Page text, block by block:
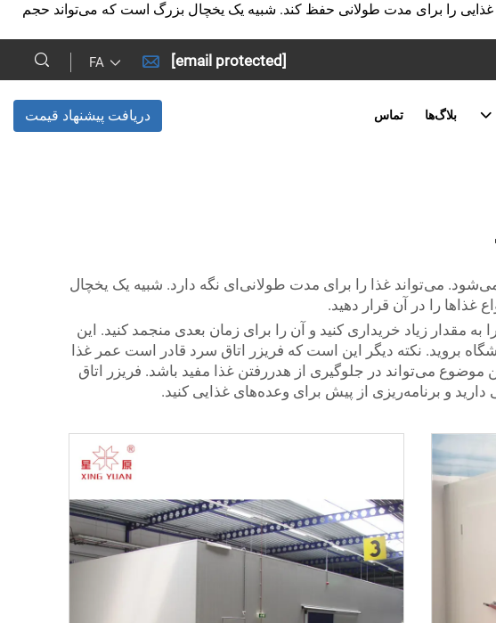
غذایی را برای مدت طولانی حفظ کند. شبیه یک یخچال بزرگ است که می‌تواند حجم
[email protected]
FA
بلاگ‌ها تماس دریافت پیشنهاد قیمت
می‌تواند غذا را برای مدت طولانی‌ای نگه دارد. شبیه یک یخچال
غذاها را در آن قرار دهید.
مقدار زیاد خریداری کنید و آن را برای زمان بعدی منجمد کنید. این
بروید. نکته دیگر این است که فریزر اتاق سرد قادر است عمر غذا
می‌تواند در جلوگیری از هدررفتن غذا مفید باشد. فریزر اتاق
و برنامه‌ریزی از پیش برای وعده‌های غذایی کنید.